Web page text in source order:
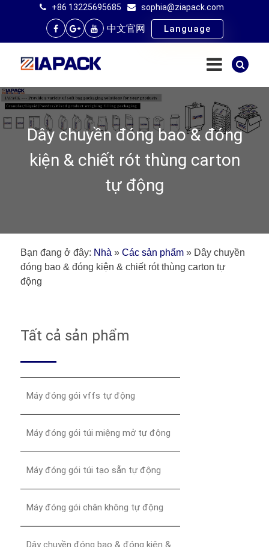
+86 13225695685 sophia@ziapack.com
中文官网 Language
Dây chuyền đóng bao & đóng
kiện & chiết rót thùng carton
tự động
Bạn đang ở đây: Nhà » Các sản phẩm » Dây chuyền
đóng bao & đóng kiện & chiết rót thùng carton tự
động
Tất cả sản phẩm
Máy đóng gói vffs tự động
Máy đóng gói túi miệng mở tự động
Máy đóng gói túi tạo sẵn tự động
Máy đóng gói chân không tự động
Dây chuyền đóng bao & đóng kiện &